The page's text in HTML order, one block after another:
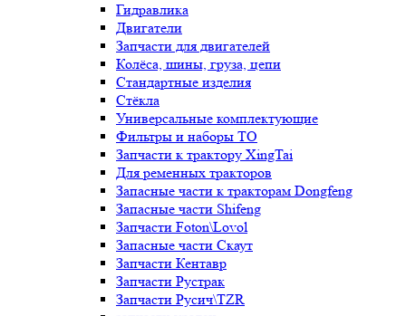
Гидравлика
Двигатели
Запчасти для двигателей
Колёса, шины, груза, цепи
Стандартные изделия
Стёкла
Универсальные комплектующие
Фильтры и наборы ТО
Запчасти к трактору XingTai
Для ременных тракторов
Запасные части к тракторам Dongfeng
Запасные части Shifeng
Запчасти Foton\Lovol
Запасные части Скаут
Запчасти Кентавр
Запчасти Рустрак
Запчасти Русич\TZR